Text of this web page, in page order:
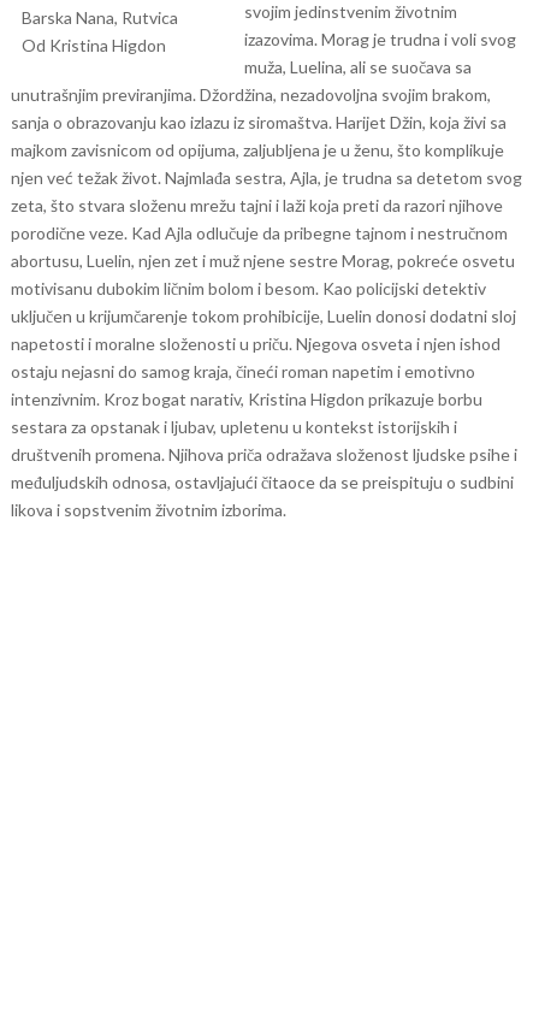
svojim jedinstvenim životnim
izazovima. Morag je trudna i voli svog
muža, Luelina, ali se suočava sa
unutrašnjim previranjima. Džordžina, nezadovoljna svojim brakom,
sanja o obrazovanju kao izlazu iz siromaštva. Harijet Džin, koja živi sa
majkom zavisnicom od opijuma, zaljubljena je u ženu, što komplikuje
njen već težak život. Najmlađa sestra, Ajla, je trudna sa detetom svog
zeta, što stvara složenu mrežu tajni i laži koja preti da razori njihove
porodične veze. Kad Ajla odlučuje da pribegne tajnom i nestručnom
abortusu, Luelin, njen zet i muž njene sestre Morag, pokreće osvetu
motivisanu dubokim ličnim bolom i besom. Kao policijski detektiv
uključen u krijumčarenje tokom prohibicije, Luelin donosi dodatni sloj
napetosti i moralne složenosti u priču. Njegova osveta i njen ishod
ostaju nejasni do samog kraja, čineći roman napetim i emotivno
intenzivnim. Kroz bogat narativ, Kristina Higdon prikazuje borbu
sestara za opstanak i ljubav, upletenu u kontekst istorijskih i
društvenih promena. Njihova priča odražava složenost ljudske psihe i
međuljudskih odnosa, ostavljajući čitaoce da se preispituju o sudbini
likova i sopstvenim životnim izborima.